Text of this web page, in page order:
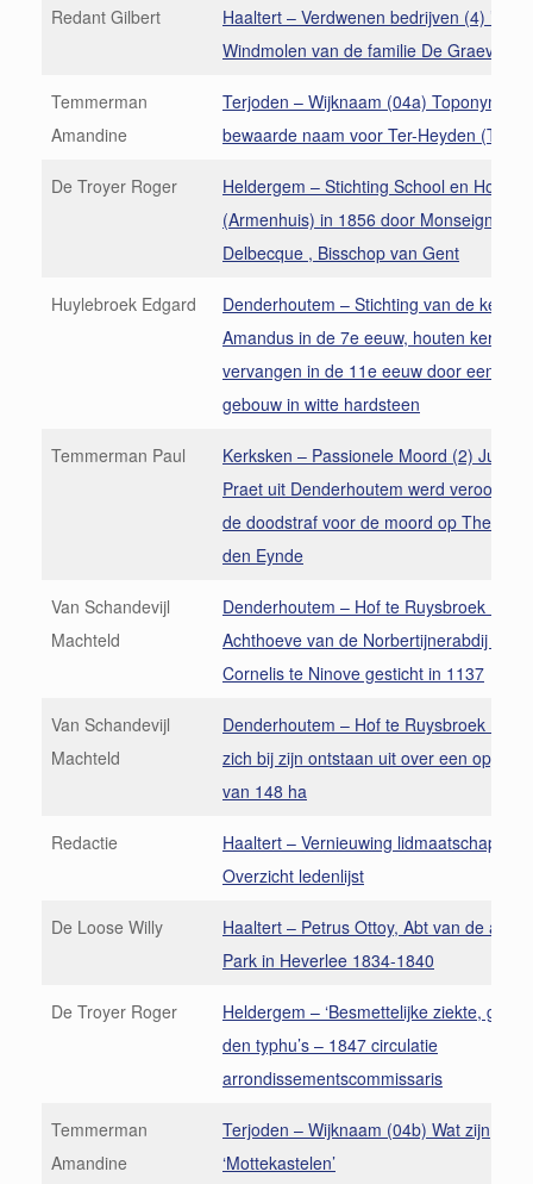
Redant Gilbert
Haaltert – Verdwenen bedrijven (4) ’s
Windmolen van de familie De Graeve
Temmerman
Amandine
Terjoden – Wijknaam (04a) Toponymisch
bewaarde naam voor Ter-Heyden
De Troyer Roger
Heldergem – Stichting School en Hospice
(Armenhuis) in 1856 door Monseigneur
Delbecque , Bisschop van Gent
Huylebroek Edgard
Denderhoutem – Stichting van de kerk H.
Amandus in de 7e eeuw, houten kerkje
vervangen in de 11e eeuw door een
gebouw in witte hardsteen
Temmerman Paul
Kerksken – Passionele Moord (2)
Praet uit Denderhoutem werd
de doodstraf voor de moord op Therèse
den Eynde
Van Schandevijl
Machteld
Denderhoutem – Hof te Ruysbroek (1)
Achthoeve van de Norbertijnerabdij Sint-
Cornelis te Ninove gesticht in 1137
Van Schandevijl
Machteld
Denderhoutem – Hof te Ruysbroek (2)
zich bij zijn ontstaan uit over een
van 148 ha
Redactie
Haaltert – Vernieuwing lidmaatschap
Overzicht ledenlijst
De Loose Willy
Haaltert – Petrus Ottoy, Abt van de abdij
Park in Heverlee 1834-1840
De Troyer Roger
Heldergem – ‘Besmettelijke ziekte,
den typhu’s – 1847 circulatie
arrondissementscommissaris
Temmerman
Amandine
Terjoden – Wijknaam (04b) Wat zijn
‘Mottekastelen’